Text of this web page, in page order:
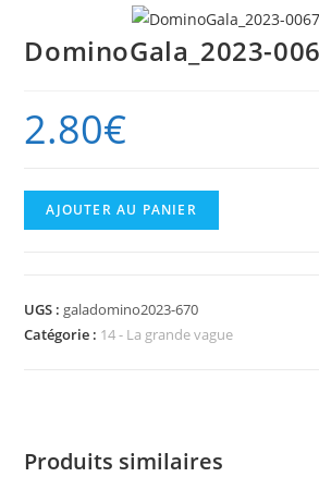
DominoGala_2023-
2.80€
quantité
de
AJOUTER AU PANIER
UGS : galadomino2023-670
Catégorie : 14 - La grande vague
Produits similaires